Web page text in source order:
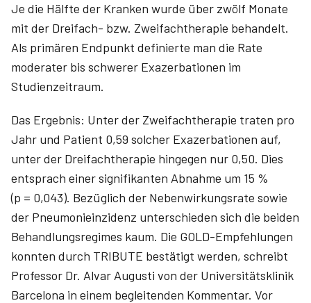
Je die Hälfte der Kranken wurde über zwölf Monate
mit der Dreifach- bzw. Zweifachtherapie behandelt.
Als primären Endpunkt definierte man die Rate
moderater bis schwerer Exazerbationen im
Studienzeitraum.
Das Ergebnis: Unter der Zweifachtherapie traten pro
Jahr und Patient 0,59 solcher Exazerbationen auf,
unter der Dreifachtherapie hingegen nur 0,50. Dies
entsprach einer signifikanten Abnahme um 15 %
(p = 0,043). Bezüglich der Nebenwirkungsrate sowie
der Pneumonieinzidenz unterschieden sich die beiden
Behandlungsregimes kaum. Die GOLD-Empfehlungen
konnten durch TRIBUTE bestätigt werden, schreibt
Professor Dr. Alvar Augusti­ von der Universitätsklinik
Barcelona in einem begleitenden Kommentar. Vor